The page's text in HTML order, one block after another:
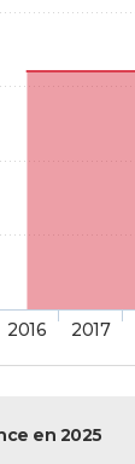
2016 2017
en 2025